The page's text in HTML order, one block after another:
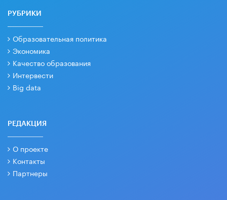
РУБРИКИ
Образовательная политика
Экономика
Качество образования
Интервести
Big data
РЕДАКЦИЯ
О проекте
Контакты
Партнеры